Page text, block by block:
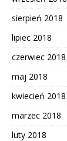
sierpień 2018
lipiec 2018
czerwiec 2018
maj 2018
kwiecień 2018
marzec 2018
luty 2018